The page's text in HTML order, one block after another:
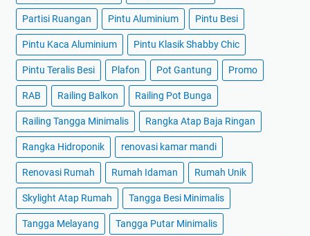
Partisi Ruangan Pintu Aluminium Pintu Besi
Pintu Kaca Aluminium Pintu Klasik Shabby Chic
Pintu Teralis Besi Plafon Pot Gantung Promo
RAB Railing Balkon Railing Pot Bunga
Railing Tangga Minimalis Rangka Atap Baja Ringan
Rangka Hidroponik renovasi kamar mandi
Renovasi Rumah Rumah Idaman Rumah Unik
Skylight Atap Rumah Tangga Besi Minimalis
Tangga Melayang Tangga Putar Minimalis